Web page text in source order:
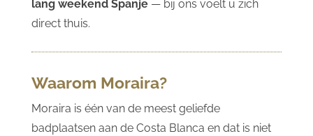
lang weekend Spanje— bij ons voelt u zich
direct thuis.
Waarom Moraira?
Moraira is één van de meest geliefde
badplaatsen aan de Costa Blanca en dat is niet